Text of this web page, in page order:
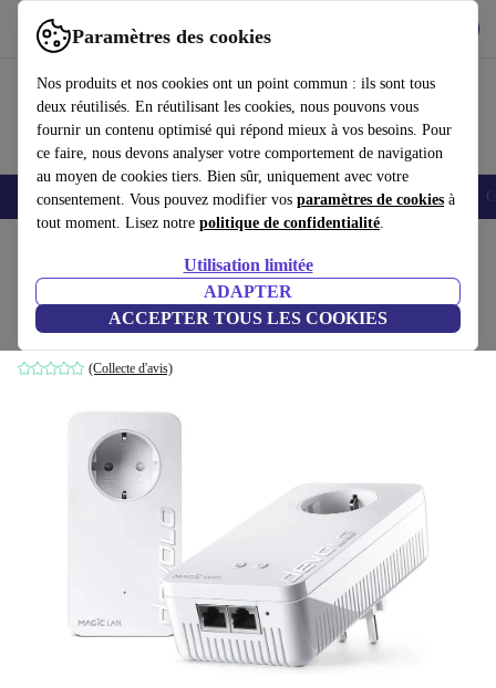
Paramètres des cookies
Nos produits et nos cookies ont un point commun : ils sont tous
deux réutilisés. En réutilisant les cookies, nous pouvons vous
fournir un contenu optimisé qui répond mieux à vos besoins. Pour
ce faire, nous devons analyser votre comportement de navigation
au moyen de cookies tiers. Bien sûr, uniquement avec votre
consentement. Vous pouvez modifier vos paramètres de cookies à
tout moment. Lisez notre politique de confidentialité.
Utilisation limitée
ADAPTER
ACCEPTER TOUS LES COOKIES
Utilisez refurbed rapidement et facilement
Smartphones Laptops Tablettes Montres connectées Accessoires
Devolo Magic 1 WiFi Kit de Démarrage
F 8359 Blanc
(Collecte d'avis)